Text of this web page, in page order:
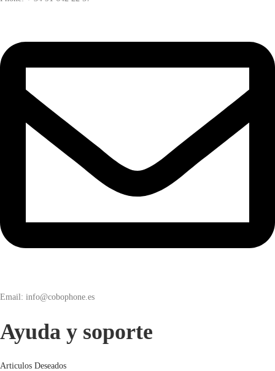
Email: info@cobophone.es
Ayuda y soporte
Articulos Deseados